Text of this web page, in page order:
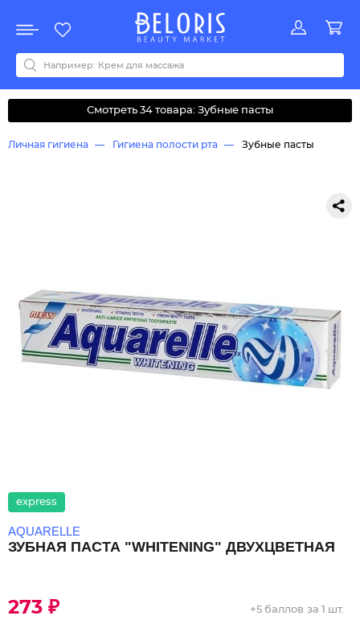
Акции
Все бренды
0-9ABCDEFGHIJKLMNOPQRSTUVWYZАБВДЗИМОКЛНПРСТУФ
Смотреть 34 товара: Зубные пасты
Личная гигиена Гигиена полости рта Зубные пасты
express
AQUARELLE
ЗУБНАЯ ПАСТА "WHITENING" ДВУХЦВЕТНАЯ
273 ₽ +5 баллов за 1 шт.